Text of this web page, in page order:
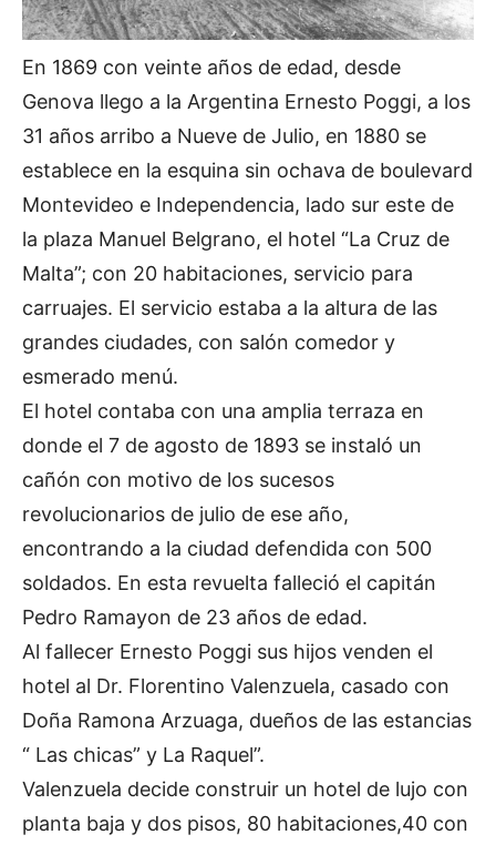
En 1869 con veinte años de edad, desde
Genova llego a la Argentina Ernesto Poggi, a los
31 años arribo a Nueve de Julio, en 1880 se
establece en la esquina sin ochava de boulevard
Montevideo e Independencia, lado sur este de
la plaza Manuel Belgrano, el hotel “La Cruz de
Malta”; con 20 habitaciones, servicio para
carruajes. El servicio estaba a la altura de las
grandes ciudades, con salón comedor y
esmerado menú.
El hotel contaba con una amplia terraza en
donde el 7 de agosto de 1893 se instaló un
cañón con motivo de los sucesos
revolucionarios de julio de ese año,
encontrando a la ciudad defendida con 500
soldados. En esta revuelta falleció el capitán
Pedro Ramayon de 23 años de edad.
Al fallecer Ernesto Poggi sus hijos venden el
hotel al Dr. Florentino Valenzuela, casado con
Doña Ramona Arzuaga, dueños de las estancias
“ Las chicas” y La Raquel”.
Valenzuela decide construir un hotel de lujo con
planta baja y dos pisos, 80 habitaciones,40 con